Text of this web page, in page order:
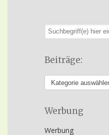
Beiträge:
Werbung
Werbung